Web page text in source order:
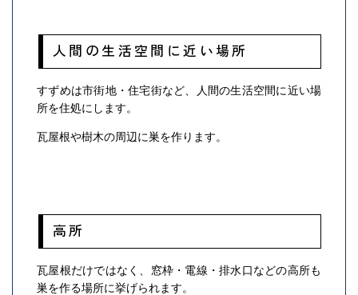
人間の生活空間に近い場所
すずめは市街地・住宅街など、人間の生活空間に近い場
所を住処にします。
瓦屋根や樹木の周辺に巣を作ります。
高所
瓦屋根だけではなく、窓枠・電線・排水口などの高所も
巣を作る場所に挙げられます。